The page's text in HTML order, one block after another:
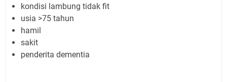
kondisi lambung tidak fit
usia >75 tahun
hamil
sakit
penderita dementia